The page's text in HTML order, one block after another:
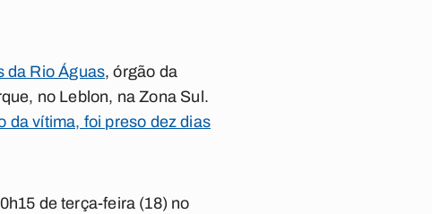
da Rio Águas, órgão da
no Leblon, na Zona Sul.
da vítima, foi preso dez dias
de terça-feira (18) no